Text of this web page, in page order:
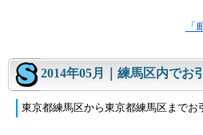
2014年05月｜練馬区内でお
東京都練馬区から東京都練馬区までお